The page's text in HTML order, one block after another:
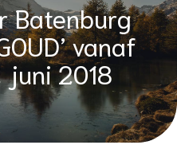
Batenburg
vanaf
2018